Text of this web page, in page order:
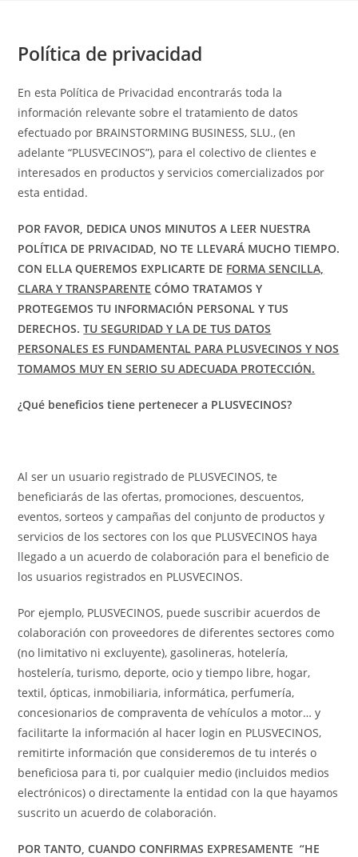
Política de privacidad
En esta Política de Privacidad encontrarás toda la
información relevante sobre el tratamiento de datos
efectuado por BRAINSTORMING BUSINESS, SLU., (en
adelante “PLUSVECINOS”), para el colectivo de clientes e
interesados en productos y servicios comercializados por
esta entidad.
POR FAVOR, DEDICA UNOS MINUTOS A LEER NUESTRA
POLÍTICA DE PRIVACIDAD, NO TE LLEVARÁ MUCHO TIEMPO.
CON ELLA QUEREMOS EXPLICARTE DE FORMA SENCILLA,
CLARA Y TRANSPARENTE CÓMO TRATAMOS Y
PROTEGEMOS TU INFORMACIÓN PERSONAL Y TUS
DERECHOS.TU SEGURIDAD Y LA DE TUS DATOS
PERSONALES ES FUNDAMENTAL PARA PLUSVECINOS Y NOS
TOMAMOS MUY EN SERIO SU ADECUADA PROTECCIÓN.
¿Qué beneficios tiene pertenecer a PLUSVECINOS?
Al ser un usuario registrado de PLUSVECINOS, te
beneficiarás de las ofertas, promociones, descuentos,
eventos, sorteos y campañas del conjunto de productos y
servicios de los sectores con los que PLUSVECINOS haya
llegado a un acuerdo de colaboración para el beneficio de
los usuarios registrados en PLUSVECINOS.
Por ejemplo, PLUSVECINOS, puede suscribir acuerdos de
colaboración con proveedores de diferentes sectores como
(no limitativo ni excluyente), gasolineras, hotelería,
hostelería, turismo, deporte, ocio y tiempo libre, hogar,
textil, ópticas, inmobiliaria, informática, perfumería,
concesionarios de compraventa de vehículos a motor… y
facilitarte la información al hacer login en PLUSVECINOS,
remitirte información que consideremos de tu interés o
beneficiosa para ti, por cualquier medio (incluidos medios
electrónicos) o directamente la entidad con la que hayamos
suscrito un acuerdo de colaboración.
POR TANTO, CUANDO CONFIRMAS EXPRESAMENTE “HE